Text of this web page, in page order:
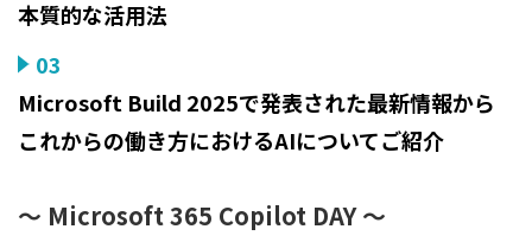
本質的な活用法
03
Microsoft Build 2025で発表された最新情報から
これからの働き方におけるAIについてご紹介
～ Microsoft 365 Copilot DAY ～